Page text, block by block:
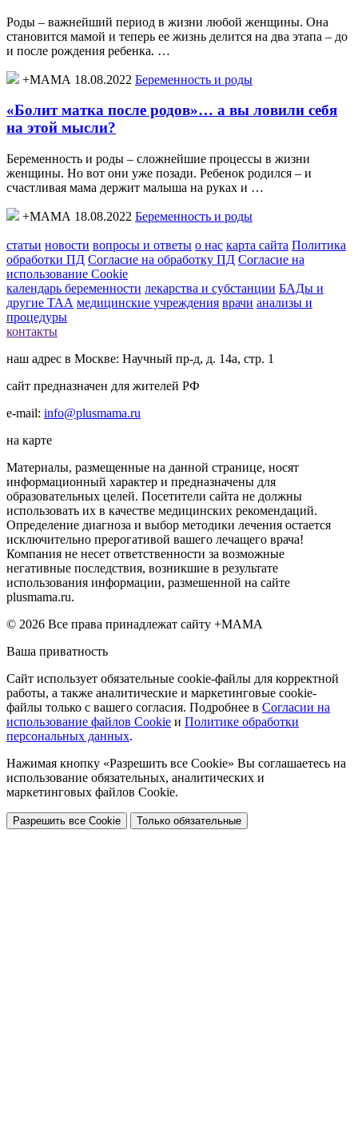
Роды – важнейший период в жизни любой женщины. Она
становится мамой и теперь ее жизнь делится на два этапа – до
и после рождения ребенка. …
+МАМА 18.08.2022 Беременность и роды
«Болит матка после родов»… а вы ловили себя
на этой мысли?
Беременность и роды – сложнейшие процессы в жизни
женщины. Но вот они уже позади. Ребенок родился – и
счастливая мама держит малыша на руках и …
+МАМА 18.08.2022 Беременность и роды
статьи новости вопросы и ответы о нас карта сайта Политика
обработки ПД Согласие на обработку ПД Согласие на
использование Cookie
календарь беременности лекарства и субстанции БАДы и
другие ТАА медицинские учреждения врачи анализы и
процедуры
контакты
наш адрес в Москве: Научный пр-д, д. 14а, стр. 1
сайт предназначен для жителей РФ
e-mail: info@plusmama.ru
на карте
Материалы, размещенные на данной странице, носят
информационный характер и предназначены для
образовательных целей. Посетители сайта не должны
использовать их в качестве медицинских рекомендаций.
Определение диагноза и выбор методики лечения остается
исключительно прерогативой вашего лечащего врача!
Компания не несет ответственности за возможные
негативные последствия, возникшие в результате
использования информации, размешенной на сайте
plusmama.ru.
© 2026 Все права принадлежат сайту +МАМА
Ваша приватность
Сайт использует обязательные cookie-файлы для корректной
работы, а также аналитические и маркетинговые cookie-
файлы только с вашего согласия. Подробнее в Согласии на
использование файлов Cookie и Политике обработки
персональных данных.
Нажимая кнопку «Разрешить все Cookie» Вы соглашаетесь на
использование обязательных, аналитических и
маркетинговых файлов Cookie.
Разрешить все Cookie Только обязательные